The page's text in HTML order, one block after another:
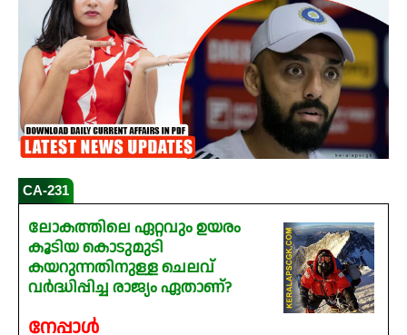
CA-231
ലോകത്തിലെ ഏറ്റവും ഉയരം
കൂടിയ കൊടുമുടി
കയറുന്നതിനുള്ള ചെലവ്
വർദ്ധിപ്പിച്ച രാജ്യം ഏതാണ്?
നേപ്പാൾ